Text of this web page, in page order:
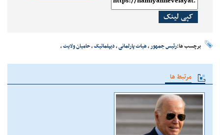
کپی لینک
برچسب ها:رئیس جمهور،هیات پارلمانی،دیپلماتیک،حامیان ولایت،
مرتبط ها